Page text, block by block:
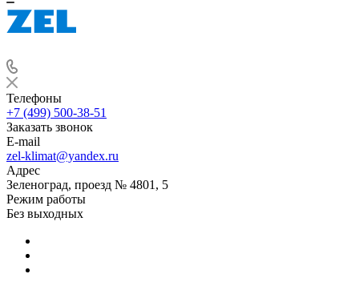
Телефоны
+7 (499) 500-38-51
Заказать звонок
E-mail
zel-klimat@yandex.ru
Адрес
Зеленоград, проезд № 4801, 5
Режим работы
Без выходных